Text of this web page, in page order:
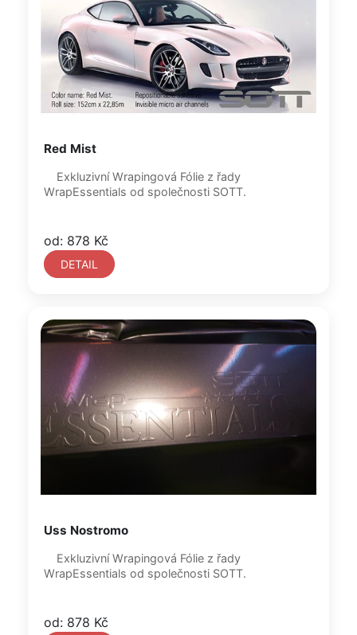
Red Mist
WrapEssentials od společnosti SOTT.
od: 878 Kč
DETAIL
Uss Nostromo
WrapEssentials od společnosti SOTT.
od: 878 Kč